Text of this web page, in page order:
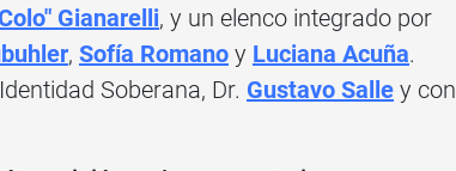
Gianarelli, y un elenco integrado por
, Sofía Romano y Luciana Acuña.
Soberana, Dr. Gustavo Salle y con